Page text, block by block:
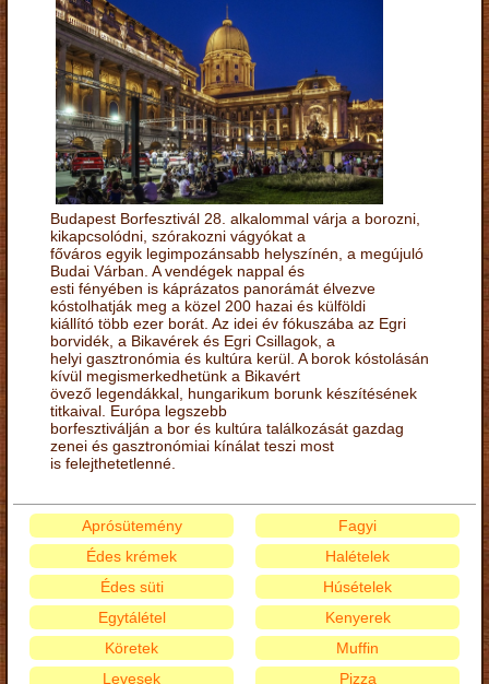
Budapest Borfesztivál 28. alkalommal várja a borozni,
kikapcsolódni, szórakozni vágyókat a
főváros egyik legimpozánsabb helyszínén, a megújuló
Budai Várban. A vendégek nappal és
esti fényében is káprázatos panorámát élvezve
kóstolhatják meg a közel 200 hazai és külföldi
kiállító több ezer borát. Az idei év fókuszába az Egri
borvidék, a Bikavérek és Egri Csillagok, a
helyi gasztronómia és kultúra kerül. A borok kóstolásán
kívül megismerkedhetünk a Bikavért
övező legendákkal, hungarikum borunk készítésének
titkaival. Európa legszebb
borfesztiválján a bor és kultúra találkozását gazdag
zenei és gasztronómiai kínálat teszi most
is felejthetetlenné.
Aprósütemény
Édes krémek
Édes süti
Egytálétel
Fagyi
Halételek
Húsételek
Kenyerek
Köretek
Levesek
Muffin
Pizza